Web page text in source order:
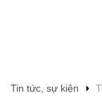
Tin tức, sự kiện